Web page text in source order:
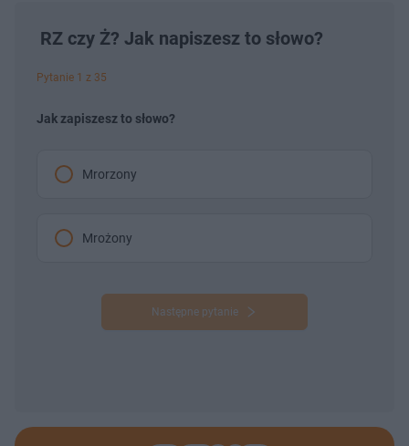
RZ czy Ż? Jak napiszesz to słowo?
Pytanie 1 z 35
Jak zapiszesz to słowo?
Mrorzony
Mrożony
Następne pytanie